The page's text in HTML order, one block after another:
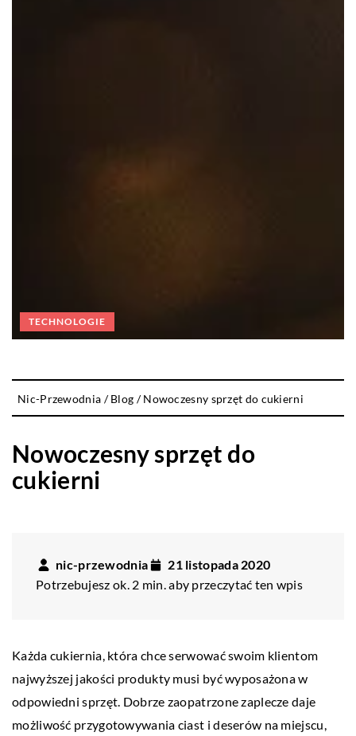
TECHNOLOGIE
Nic-Przewodnia /Blog /Nowoczesny sprzęt do cukierni
Nowoczesny sprzęt do
cukierni
nic-przewodnia
21 listopada 2020
Potrzebujesz ok. 2 min. aby przeczytać ten wpis
Każda cukiernia, która chce serwować swoim klientom
najwyższej jakości produkty musi być wyposażona w
odpowiedni sprzęt. Dobrze zaopatrzone zaplecze daje
możliwość przygotowywania ciast i deserów na miejscu,